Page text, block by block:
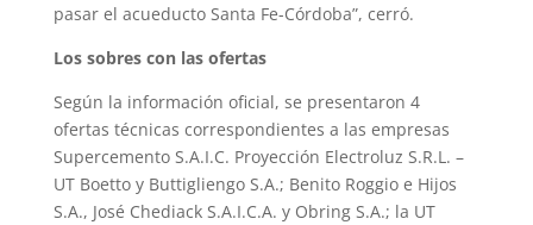
pasar el acueducto Santa Fe-Córdoba”, cerró.
Los sobres con las ofertas
Según la información oficial, se presentaron 4
ofertas técnicas correspondientes a las empresas
Supercemento S.A.I.C. Proyección Electroluz S.R.L. –
UT Boetto y Buttigliengo S.A.; Benito Roggio e Hijos
S.A., José Chediack S.A.I.C.A. y Obring S.A.; la UT